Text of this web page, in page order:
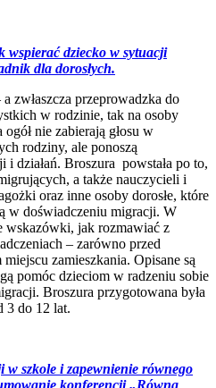
wspierać dziecko w sytuacji
dla dorosłych.
zwłaszcza przeprowadzka do
w rodzinie, tak na osoby
nie zabierają głosu w
rodziny, ale ponoszą
działań. Broszura powstała po to,
a także nauczycieli i
oraz inne osoby dorosłe, które
w doświadczeniu migracji. W
wskazówki, jak rozmawiać z
– zarówno przed
zamieszkania. Opisane są
pomóc dzieciom w radzeniu sobie
Broszura przygotowana była
3 do 12 lat.
w szkole i zapewnienie równego
konferencji „Równa